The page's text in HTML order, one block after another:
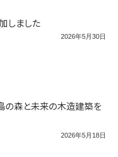
しました
2026年5月30日
の森と未来の木造建築を
2026年5月18日